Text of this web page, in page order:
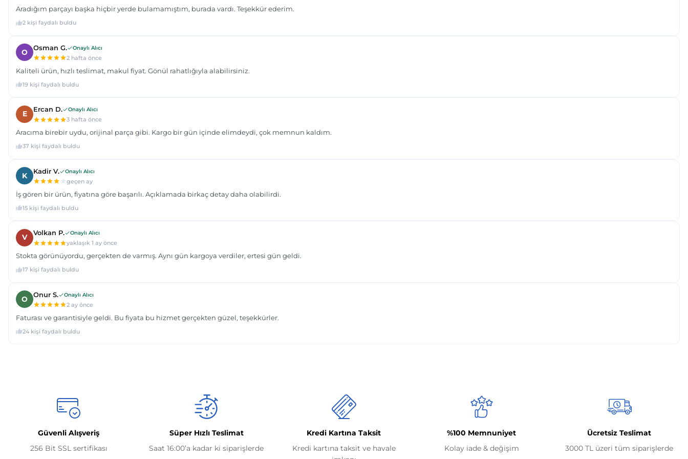
Güvenli Alışveriş
256 Bit SSL sertifikası
Süper Hızlı Teslimat
Saat 16:00’a kadar ki siparişlerde
Kredi Kartına Taksit
Kredi kartına taksit ve havale
%100 Memnuniyet
Kolay iade & değişim
Ücretsiz Teslimat
3000 TL üzeri tüm siparişlerde